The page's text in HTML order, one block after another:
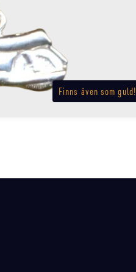
Finns även som guld!